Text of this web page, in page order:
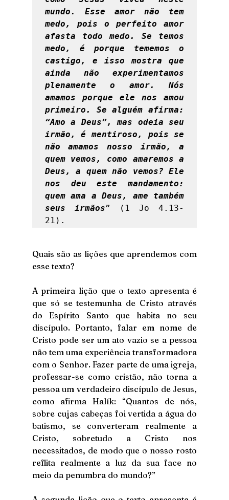
mundo. Esse amor não tem
medo, pois o perfeito amor
afasta todo medo. Se temos
medo, é porque tememos o
castigo, e isso mostra que
ainda não experimentamos
plenamente o amor. Nós
amamos porque ele nos amou
primeiro. Se alguém afirma:
“Amo a Deus”, mas odeia seu
irmão, é mentiroso, pois se
não amamos nosso irmão, a
quem vemos, como amaremos a
Deus, a quem não vemos? Ele
nos deu este mandamento:
quem ama a Deus, ame também
seus irmãos” (1 Jo 4.13-
21).
Quais são as lições que aprendemos com
esse texto?
A primeira lição que o texto apresenta é
que só se testemunha de Cristo através
do Espírito Santo que habita no seu
discípulo. Portanto, falar em nome de
Cristo pode ser um ato vazio se a pessoa
não tem uma experiência transformadora
com o Senhor. Fazer parte de uma igreja,
professar-se como cristão, não torna a
pessoa um verdadeiro discípulo de Jesus,
como afirma Halík: “Quantos de nós,
sobre cujas cabeças foi vertida a água do
batismo, se converteram realmente a
Cristo, sobretudo a Cristo nos
necessitados, de modo que o nosso rosto
reflita realmente a luz da sua face no
meio da penumbra do mundo?”